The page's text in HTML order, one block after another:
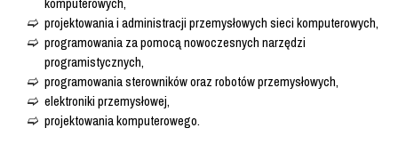
projektowania i administracji przemysłowych sieci komputerowych,
programowania za pomocą nowoczesnych narzędzi
programistycznych,
programowania sterowników oraz robotów przemysłowych,
elektroniki przemysłowej,
projektowania komputerowego.